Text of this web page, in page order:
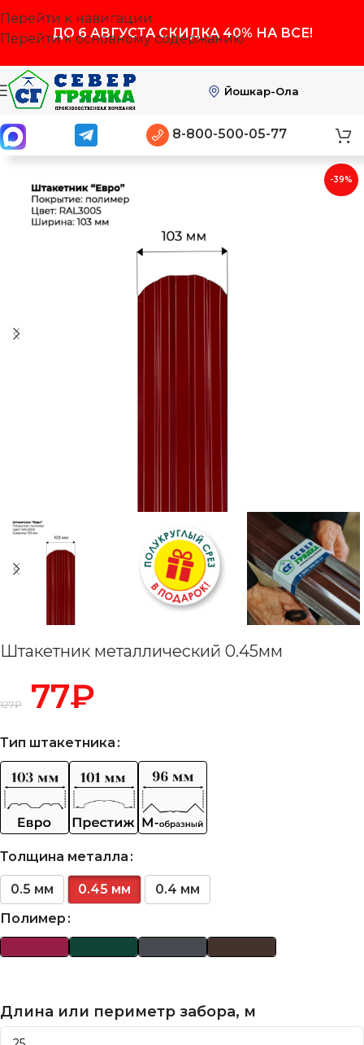
Перейти к навигации
Перейти к основному содержанию
ДО6 АВГУСТАСКИДКА 40% НА ВСЕ!
Йошкар-Ола
8-800-500-05-77
-39%
Штакетник металлический 0.45мм
127₽ 77₽
Тип штакетника
Толщина металла
0.5 мм 0.45 мм
0.4 мм
Полимер
Длина или периметр забора, м